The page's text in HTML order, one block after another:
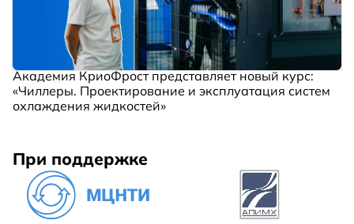
Академия КриоФрост представляет новый курс:
«Чиллеры. Проектирование и эксплуатация систем
охлаждения жидкостей»
При поддержке